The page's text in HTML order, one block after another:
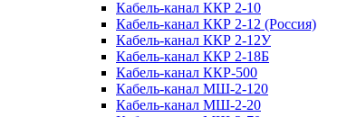
Кабель-канал ККР 2-10
Кабель-канал ККР 2-12 (Россия)
Кабель-канал ККР 2-12У
Кабель-канал ККР 2-18Б
Кабель-канал ККР-500
Кабель-канал МШ-2-120
Кабель-канал МШ-2-20